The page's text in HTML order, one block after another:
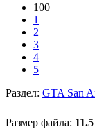
100
1
2
3
4
5
Раздел: GTA San
Размер файла: